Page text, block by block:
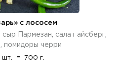
с лососем
Пармезан, салат айсберг,
помидоры черри
шт. = 700 г.